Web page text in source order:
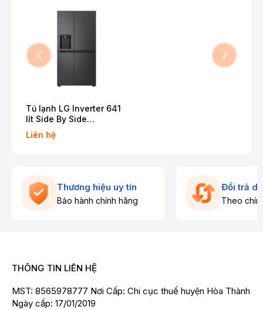
Tủ lạnh LG Inverter 641
lít Side By Side
LSI63BLMA
Liên hệ
Thương hiệu uy tín
Bảo hành chính hãng
Đổi trả
Theo
THÔNG TIN LIÊN HỆ
MST: 8565978777 Nơi Cấp: Chi cục thuế huyện Hòa Thành
Ngày cấp: 17/01/2019